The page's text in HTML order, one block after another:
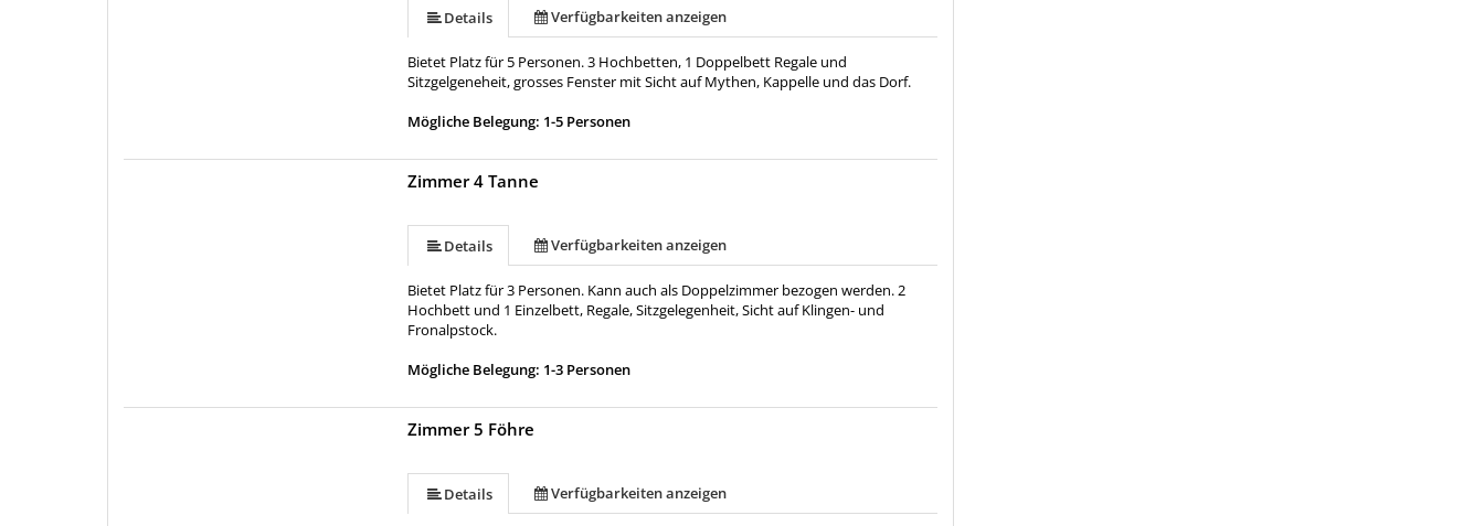
Details Verfügbarkeiten anzeigen
Bietet Platz für 5 Personen. 3 Hochbetten, 1 Doppelbett Regale und
Sitzgelgeneheit, grosses Fenster mit Sicht auf Mythen, Kappelle und das Dorf.
Mögliche Belegung: 1-5 Personen
Zimmer 4 Tanne
Details Verfügbarkeiten anzeigen
Bietet Platz für 3 Personen. Kann auch als Doppelzimmer bezogen werden. 2
Hochbett und 1 Einzelbett, Regale, Sitzgelegenheit, Sicht auf Klingen- und
Fronalpstock.
Mögliche Belegung: 1-3 Personen
Zimmer 5 Föhre
Details Verfügbarkeiten anzeigen